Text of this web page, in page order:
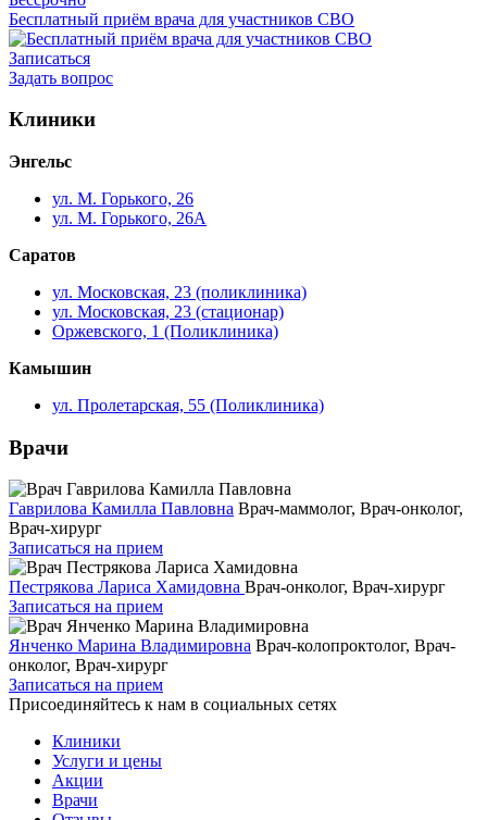
Бесплатный приём врача для участников СВО
Записаться
Задать вопрос
Клиники
Энгельс
ул. М. Горького, 26
ул. М. Горького, 26А
Саратов
ул. Московская, 23 (поликлиника)
ул. Московская, 23 (стационар)
Оржевского, 1 (Поликлиника)
Камышин
ул. Пролетарская, 55 (Поликлиника)
Врачи
Гаврилова Камилла Павловна Врач-маммолог, Врач-онколог,
Врач-хирург
Записаться на прием
Пестрякова Лариса Хамидовна Врач-онколог, Врач-хирург
Записаться на прием
Янченко Марина Владимировна Врач-колопроктолог, Врач-
онколог, Врач-хирург
Записаться на прием
Присоединяйтесь к нам в социальных сетях
Клиники
Услуги и цены
Акции
Врачи